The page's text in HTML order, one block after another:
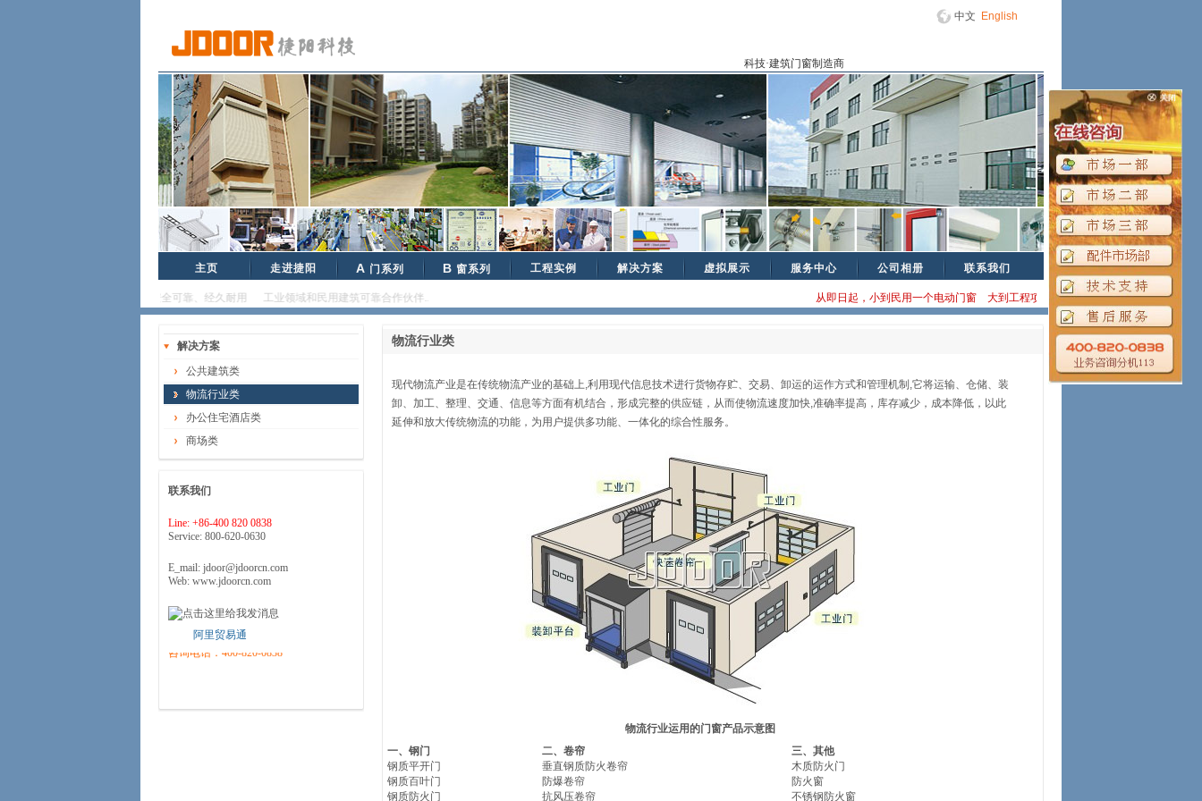
中文 English
科技·建筑门窗制造商
主页 走进捷阳 A 门系列 B 窗系列 工程实例 解决方案 虚拟展示 服务中心 公司相册 联系我们
品质卓越、安全可靠、经久耐用 工业领域和民用建筑可靠合作伙伴...... 从即日起，小到民用一个电动门窗 大到工程项目，均以厂家直销方式为您提供
解决方案
公共建筑类
物流行业类
办公住宅酒店类
商场类
联系我们
Line: +86-400 820 0838
Service: 800-620-0630
E_mail: jdoor@jdoorcn.com
Web: www.jdoorcn.com
阿里贸易通
咨询、实地测量、方案设计、预算和
最佳解决方案……
物流行业类
现代物流产业是在传统物流产业的基础上,利用现代信息技术进行货物存贮、交易、卸运的运作方式和管理机制,它将运输、仓储、装
卸、加工、整理、交通、信息等方面有机结合，形成完整的供应链，从而使物流速度加快,准确率提高，库存减少，成本降低，以此
延伸和放大传统物流的功能，为用户提供多功能、一体化的综合性服务。
物流行业运用的门窗产品示意图
一、钢门
钢质平开门
钢质百叶门
钢质防火门
二、卷帘
垂直钢质防火卷帘
防爆卷帘
抗风压卷帘
三、其他
木质防火门
防火窗
不锈钢防火窗